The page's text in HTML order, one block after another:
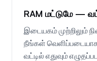
RAM மட்டுமே —
இடையகம் முற்றிலும்
நீங்கள்
வட்டில் எதுவும்